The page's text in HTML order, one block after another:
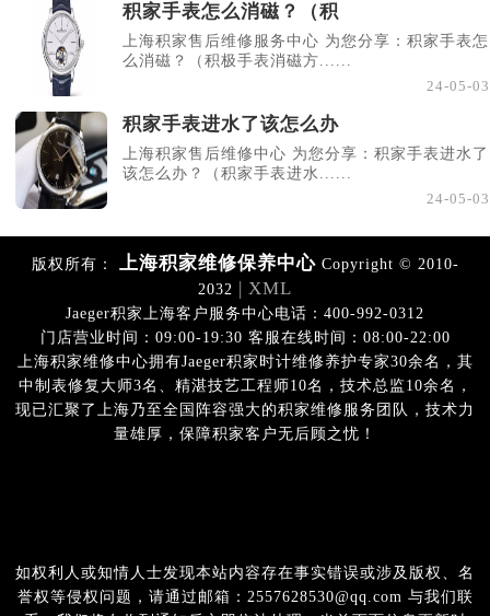
积家手表怎么消磁？（积
上海积家售后维修服务中心 为您分享：积家手表怎
么消磁？（积极手表消磁方......
24-05-03
积家手表进水了该怎么办
上海积家售后维修中心 为您分享：积家手表进水了
该怎么办？（积家手表进水......
24-05-03
版权所有： 上海积家维修保养中心Copyright © 2010-
2032
| XML
Jaeger积家上海客户服务中心电话：400-992-0312
门店营业时间：09:00-19:30 客服在线时间：08:00-22:00
上海积家维修中心拥有Jaeger积家时计维修养护专家30余名，其
中制表修复大师3名、精湛技艺工程师10名，技术总监10余名，
现已汇聚了上海乃至全国阵容强大的积家维修服务团队，技术力
量雄厚，保障积家客户无后顾之忧！
如权利人或知情人士发现本站内容存在事实错误或涉及版权、名
誉权等侵权问题，请通过邮箱：2557628530@qq.com 与我们联